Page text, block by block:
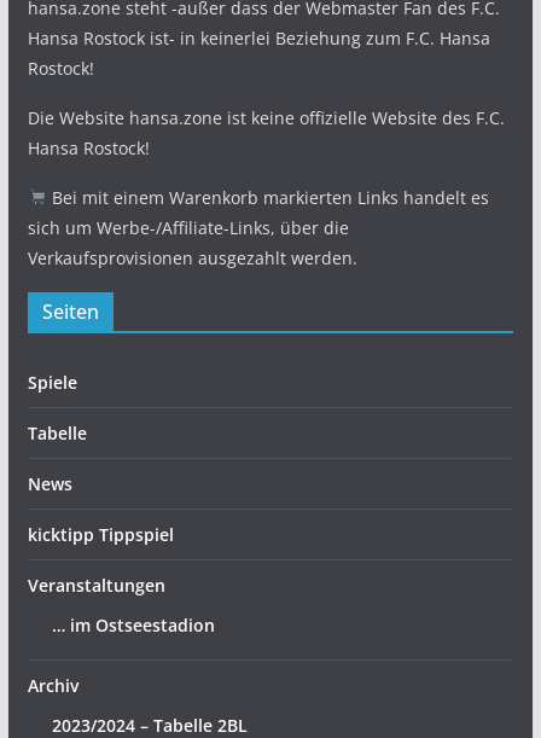
hansa.zone steht -außer dass der Webmaster Fan des F.C.
Hansa Rostock ist- in keinerlei Beziehung zum F.C. Hansa
Rostock!
Die Website hansa.zone ist keine offizielle Website des F.C.
Hansa Rostock!
Bei mit einem Warenkorb markierten Links handelt es
sich um Werbe-/Affiliate-Links, über die
Verkaufsprovisionen ausgezahlt werden.
Seiten
Spiele
Tabelle
News
kicktipp Tippspiel
Veranstaltungen
… im Ostseestadion
Archiv
2023/2024 – Tabelle 2BL